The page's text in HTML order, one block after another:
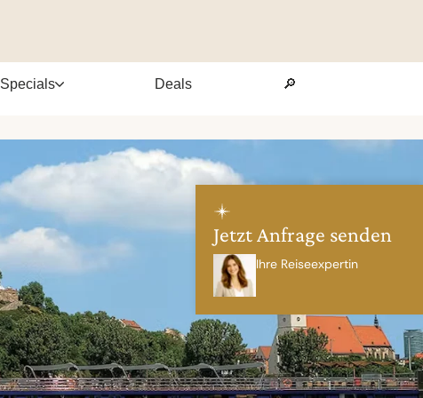
Jetzt Anfrage senden
Ihre Reiseexpertin
Specials Deals 🔎